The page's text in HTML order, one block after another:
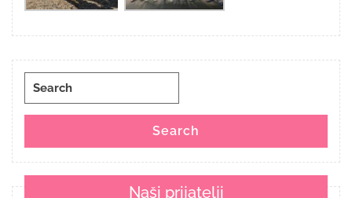
Search
for:
Search
Naši prijatelji